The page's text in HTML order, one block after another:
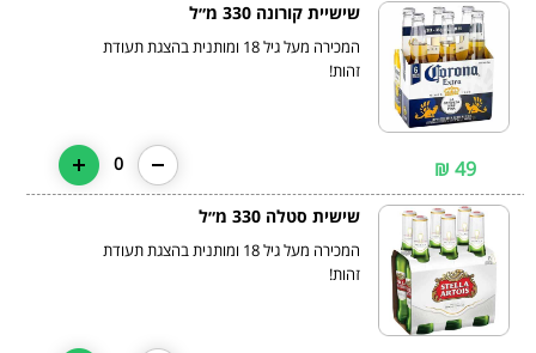
שישיית קורונה 330 מ״ל
המכירה מעל גיל 18 ומותנית בהצגת תעודת
זהות!
49 ₪
0
שישית סטלה 330 מ״ל
המכירה מעל גיל 18 ומותנית בהצגת תעודת
זהות!